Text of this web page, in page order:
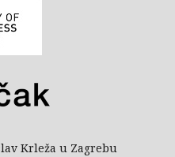
Krleža u Zagrebu